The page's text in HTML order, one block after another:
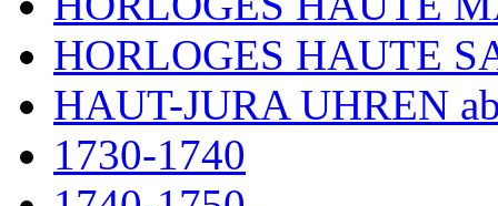
HORLOGES HAUTE
HAUT-JURA UHREN
1730-1740